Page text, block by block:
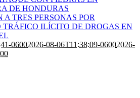
DE HONDURAS
A TRES PERSONAS POR
TRÁFICO ILÍCITO DE DROGAS EN
06002026-08-06T11:38:09-06002026-